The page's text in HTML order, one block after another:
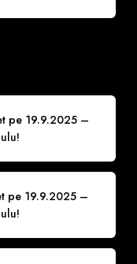
pe 19.9.2025 –
pe 19.9.2025 –